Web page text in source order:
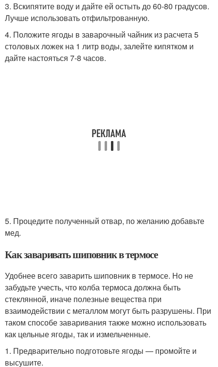
3. Вскипятите воду и дайте ей остыть до 60-80 градусов.
Лучше использовать отфильтрованную.
4. Положите ягоды в заварочный чайник из расчета 5
столовых ложек на 1 литр воды, залейте кипятком и
дайте настояться 7-8 часов.
5. Процедите полученный отвар, по желанию добавьте
мед.
Как заваривать шиповник в термосе
Удобнее всего заварить шиповник в термосе. Но не
забудьте учесть, что колба термоса должна быть
стеклянной, иначе полезные вещества при
взаимодействии с металлом могут быть разрушены. При
таком способе заваривания также можно использовать
как цельные ягоды, так и измельченные.
1. Предварительно подготовьте ягоды — промойте и
высушите.